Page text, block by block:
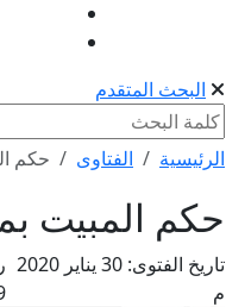
البحث المتقدم
الرئيسية الفتاوى حكم
حكم المبيت
تاريخ الفتوى:
30 يناير 2020
م